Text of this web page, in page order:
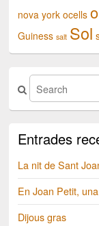
nova york ocells
Guiness salt Sol
Entrades
La nit de Sant
En Joan Petit,
Dijous gras